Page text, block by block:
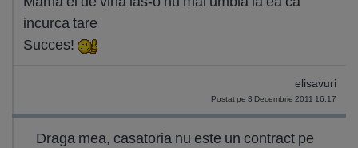
incurca tare
Succes!
elisavuri
Postat pe 3 Decembrie 2011 16:17
Draga mea, casatoria nu este un contract pe